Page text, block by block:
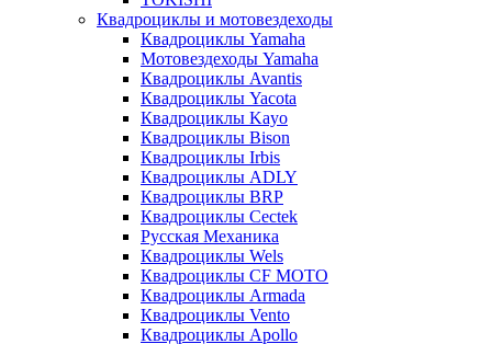
Квадроциклы и мотовездеходы
Квадроциклы Yamaha
Мотовездеходы Yamaha
Квадроциклы Avantis
Квадроциклы Yacota
Квадроциклы Kayo
Квадроциклы Bison
Квадроциклы Irbis
Квадроциклы ADLY
Квадроциклы BRP
Квадроциклы Cectek
Русская Механика
Квадроциклы Wels
Квадроциклы CF MOTO
Квадроциклы Armada
Квадроциклы Vento
Квадроциклы Apollo